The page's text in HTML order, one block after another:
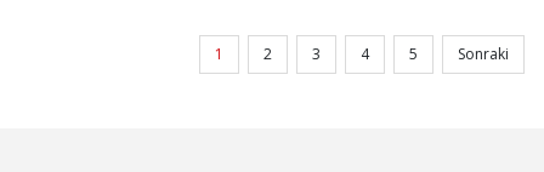
1 2 3 4 5 Sonraki